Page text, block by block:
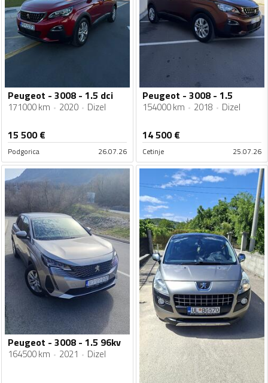
Peugeot - 3008 - 1.5 dci
171000 km 2020 Dizel
15 500€
Podgorica 26.07.26
Peugeot - 3008 - 1.5
154000 km 2018 Dizel
14 500€
Cetinje 25.07.26
Peugeot - 3008 - 1.5 96kv
164500 km 2021 Dizel